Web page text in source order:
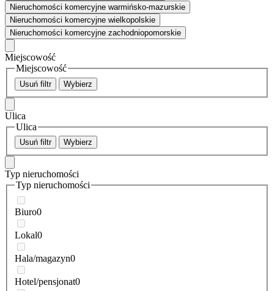
Nieruchomości komercyjne warmińsko-mazurskie
Nieruchomości komercyjne wielkopolskie
Nieruchomości komercyjne zachodniopomorskie
Miejscowość
Miejscowość
Usuń filtr Wybierz
Ulica
Ulica
Usuń filtr Wybierz
Typ nieruchomości
Typ nieruchomości
Biuro0
Lokal0
Hala/magazyn0
Hotel/pensjonat0